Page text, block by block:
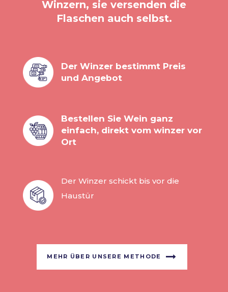
Winzern, sie versenden die
Flaschen auch selbst.
Der Winzer bestimmt Preis
und Angebot
Bestellen Sie Wein ganz
einfach, direkt vom winzer vor
Ort
Der Winzer schickt bis vor die
Haustür
MEHR ÜBER UNSERE METHODE